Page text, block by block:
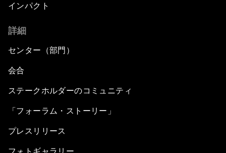
インパクト
詳細
センター（部門）
会合
ステークホルダーのコミュニティ
「フォーラム・ストーリー」
プレスリリース